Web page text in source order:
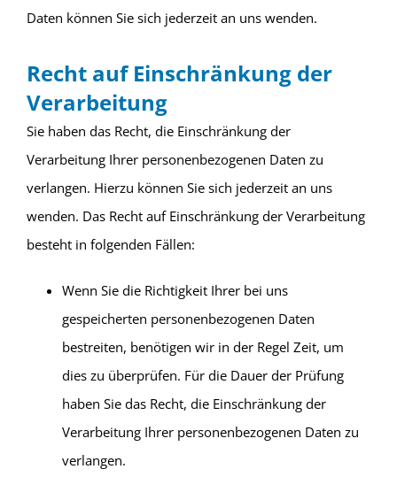
Daten können Sie sich jederzeit an uns wenden.
Recht auf Einschränkung der
Verarbeitung
Sie haben das Recht, die Einschränkung der
Verarbeitung Ihrer personenbezogenen Daten zu
verlangen. Hierzu können Sie sich jederzeit an uns
wenden. Das Recht auf Einschränkung der Verarbeitung
besteht in folgenden Fällen:
Wenn Sie die Richtigkeit Ihrer bei uns
gespeicherten personenbezogenen Daten
bestreiten, benötigen wir in der Regel Zeit, um
dies zu überprüfen. Für die Dauer der Prüfung
haben Sie das Recht, die Einschränkung der
Verarbeitung Ihrer personenbezogenen Daten zu
verlangen.